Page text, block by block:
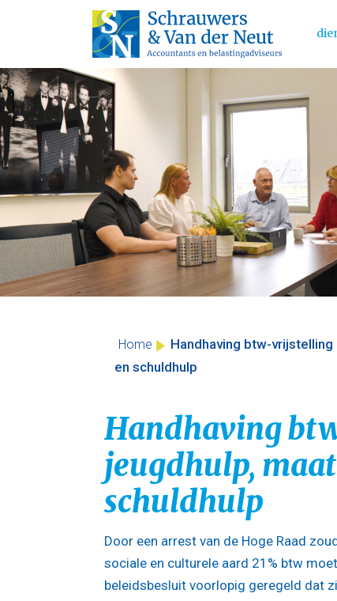
Skip
to
content
Home
Handhaving btw-
en schuldhulp
Handhaving
jeugdhulp,
schuldhulp
Door een arrest van de Hoge Raad
sociale en culturele aard 21% btw
beleidsbesluit voorlopig geregeld dat